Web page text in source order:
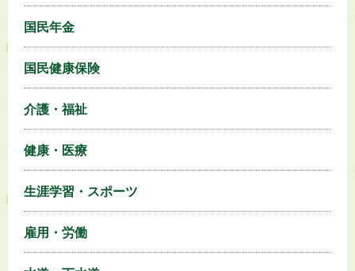
国民年金
国民健康保険
介護・福祉
健康・医療
生涯学習・スポーツ
雇用・労働